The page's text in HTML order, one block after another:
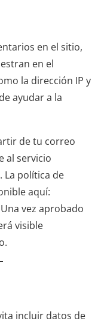
en el sitio,
en el
la dirección IP y
ayudar a la
de tu correo
al servicio
La política de
aquí:
vez aprobado
visible
incluir datos de